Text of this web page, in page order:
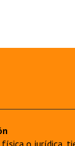
física o jurídica,